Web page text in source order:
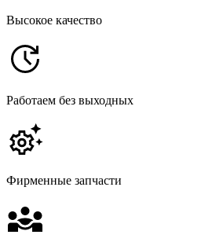
Высокое качество
Работаем без выходных
Фирменные запчасти